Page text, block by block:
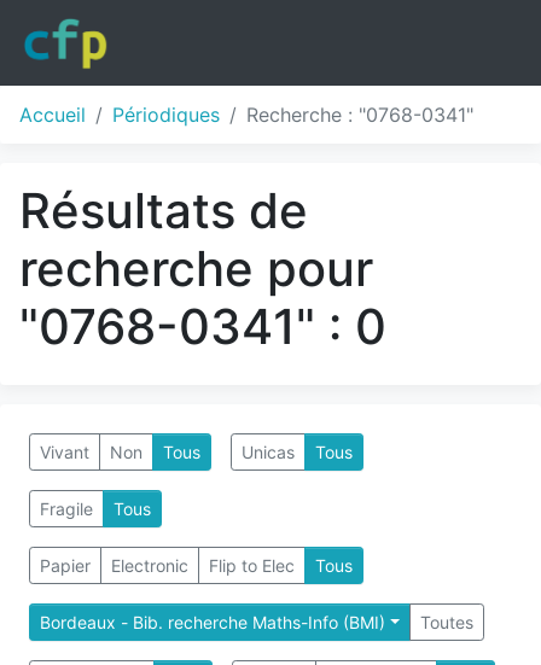
Accueil Périodiques Recherche : "0768-0341"
Résultats de
recherche pour
"0768-0341" : 0
Vivant Non Tous Unicas Tous
Fragile Tous
Papier Electronic Flip to Elec Tous
Bordeaux - Bib. recherche Maths-Info (BMI) Toutes